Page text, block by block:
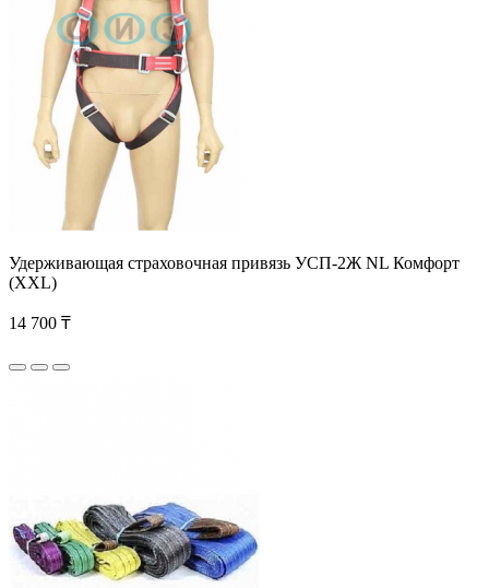
Удерживающая страховочная привязь УСП-2Ж NL Комфорт
(XXL)
14 700 ₸